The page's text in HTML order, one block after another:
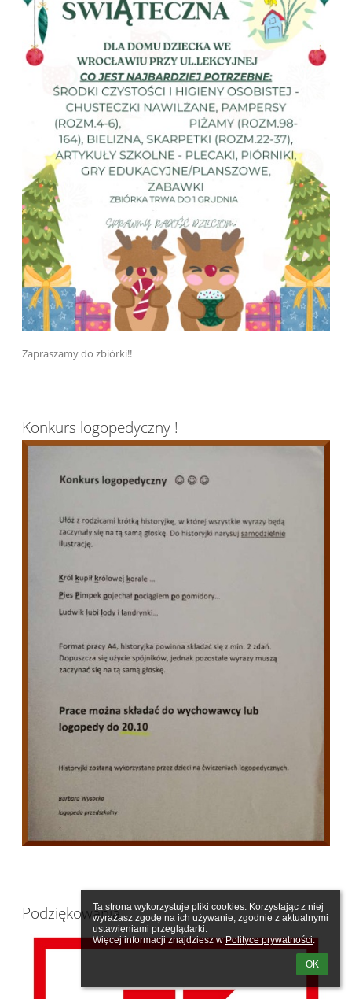
Ta strona wykorzystuje pliki cookies. Korzystając z niej
wyrażasz zgodę na ich używanie, zgodnie z aktualnymi
ustawieniami przeglądarki.
Więcej informacji znajdziesz w Polityce prywatności.
OK
Zapraszamy do zbiórki!!
Konkurs logopedyczny !
Podziękowania